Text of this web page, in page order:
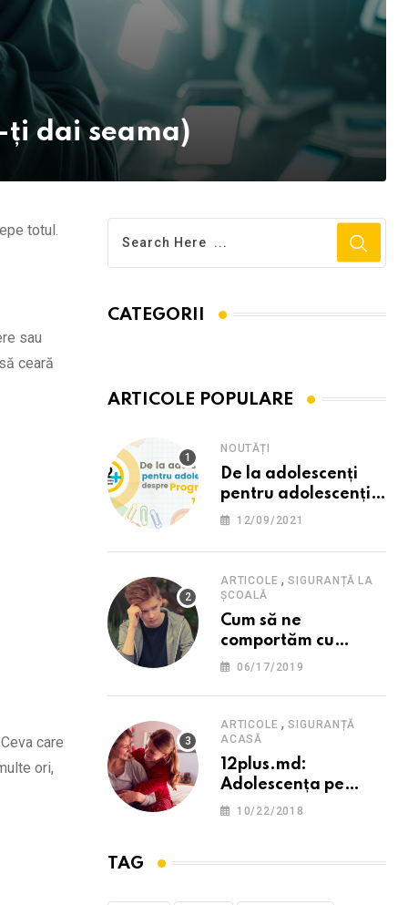
ți dai seama)
totul.
sau
ceară
care
ori,
CATEGORII
ARTICOLE POPULARE
NOUTĂȚI
De la adolescenți
pentru adolescenți
despre programul
12/09/2021
ARTICOLE ,SIGURANȚĂ LA
ȘCOALĂ
Cum să ne
comportăm cu
persoana care ne-a
supărare?
06/17/2019
ARTICOLE ,SIGURANȚĂ
ACASĂ
12plus.md:
Adolescența pe
înțelesul părinților
10/22/2018
TAG